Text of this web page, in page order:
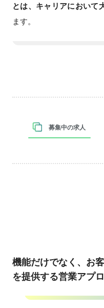
とは、キャリアにおいて
ます。
募集中の求人
機能だけでなく、お
を提供する営業アプ